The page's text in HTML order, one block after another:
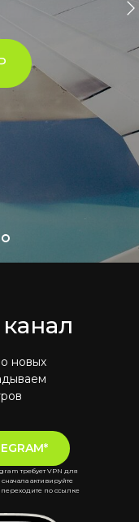
новых
требует VPN для
активируйте
переходите по ссылке